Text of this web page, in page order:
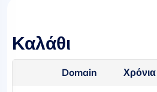
Καλάθι
Domain Χρόνια